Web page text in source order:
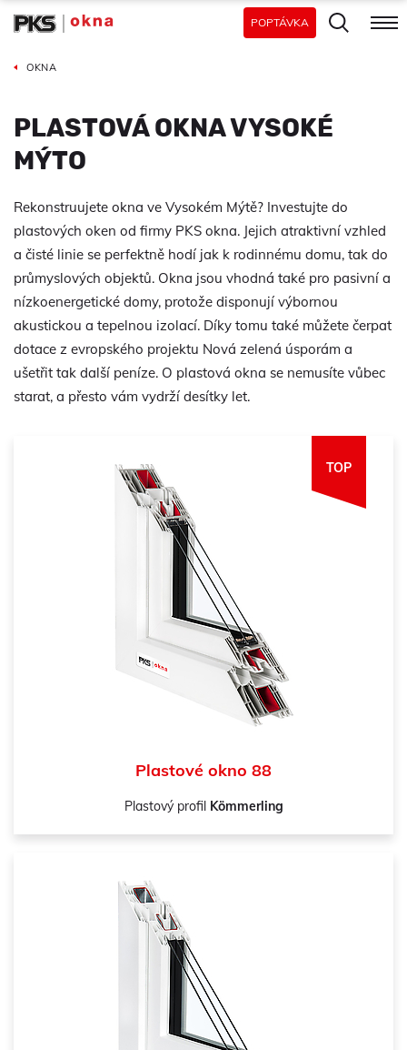
POPTÁVKA
OKNA
PLASTOVÁ OKNA VYSOKÉ
MÝTO
Rekonstruujete okna ve Vysokém Mýtě? Investujte do
plastových oken od firmy PKS okna. Jejich atraktivní vzhled
a čisté linie se perfektně hodí jak k rodinnému domu, tak do
průmyslových objektů. Okna jsou vhodná také pro pasivní a
nízkoenergetické domy, protože disponují výbornou
akustickou a tepelnou izolací. Díky tomu také můžete čerpat
dotace z evropského projektu Nová zelená úsporám a
ušetřit tak další peníze. O plastová okna se nemusíte vůbec
starat, a přesto vám vydrží desítky let.
Plastové okno 88
Plastový profil Kömmerling
TOP